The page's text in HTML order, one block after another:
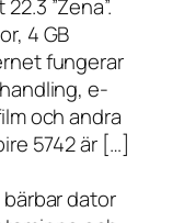
”Zena”.
4 GB
fungerar
e-
och andra
5742 är […]
dator